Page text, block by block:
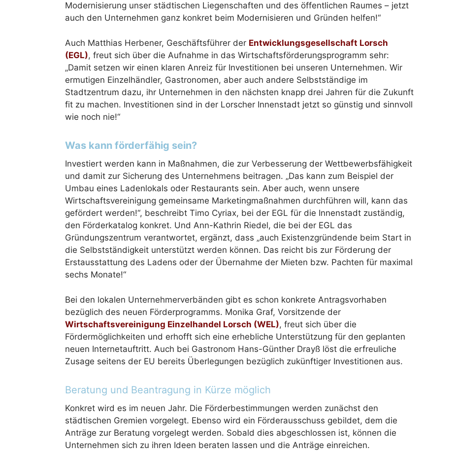
Modernisierung unser städtischen Liegenschaften und des öffentlichen Raumes – jetzt
auch den Unternehmen ganz konkret beim Modernisieren und Gründen helfen!“
Auch Matthias Herbener, Geschäftsführer der Entwicklungsgesellschaft Lorsch
(EGL), freut sich über die Aufnahme in das Wirtschaftsförderungsprogramm sehr:
„Damit setzen wir einen klaren Anreiz für Investitionen bei unseren Unternehmen. Wir
ermutigen Einzelhändler, Gastronomen, aber auch andere Selbstständige im
Stadtzentrum dazu, ihr Unternehmen in den nächsten knapp drei Jahren für die Zukunft
fit zu machen. Investitionen sind in der Lorscher Innenstadt jetzt so günstig und sinnvoll
wie noch nie!“
Was kann förderfähig sein?
Investiert werden kann in Maßnahmen, die zur Verbesserung der Wettbewerbsfähigkeit
und damit zur Sicherung des Unternehmens beitragen. „Das kann zum Beispiel der
Umbau eines Ladenlokals oder Restaurants sein. Aber auch, wenn unsere
Wirtschaftsvereinigung gemeinsame Marketingmaßnahmen durchführen will, kann das
gefördert werden!“, beschreibt Timo Cyriax, bei der EGL für die Innenstadt zuständig,
den Förderkatalog konkret. Und Ann-Kathrin Riedel, die bei der EGL das
Gründungszentrum verantwortet, ergänzt, dass „auch Existenzgründende beim Start in
die Selbstständigkeit unterstützt werden können. Das reicht bis zur Förderung der
Erstausstattung des Ladens oder der Übernahme der Mieten bzw. Pachten für maximal
sechs Monate!“
Bei den lokalen Unternehmerverbänden gibt es schon konkrete Antragsvorhaben
bezüglich des neuen Förderprogramms. Monika Graf, Vorsitzende der
Wirtschaftsvereinigung Einzelhandel Lorsch (WEL), freut sich über die
Fördermöglichkeiten und erhofft sich eine erhebliche Unterstützung für den geplanten
neuen Internetauftritt. Auch bei Gastronom Hans-Günther Drayß löst die erfreuliche
Zusage seitens der EU bereits Überlegungen bezüglich zukünftiger Investitionen aus.
Beratung und Beantragung in Kürze möglich
Konkret wird es im neuen Jahr. Die Förderbestimmungen werden zunächst den
städtischen Gremien vorgelegt. Ebenso wird ein Förderausschuss gebildet, dem die
Anträge zur Beratung vorgelegt werden. Sobald dies abgeschlossen ist, können die
Unternehmen sich zu ihren Ideen beraten lassen und die Anträge einreichen.